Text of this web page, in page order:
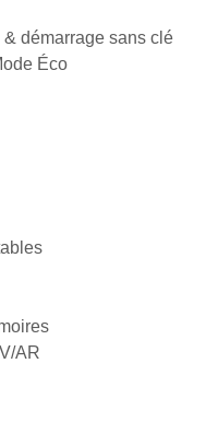
démarrage sans clé
Éco
AR